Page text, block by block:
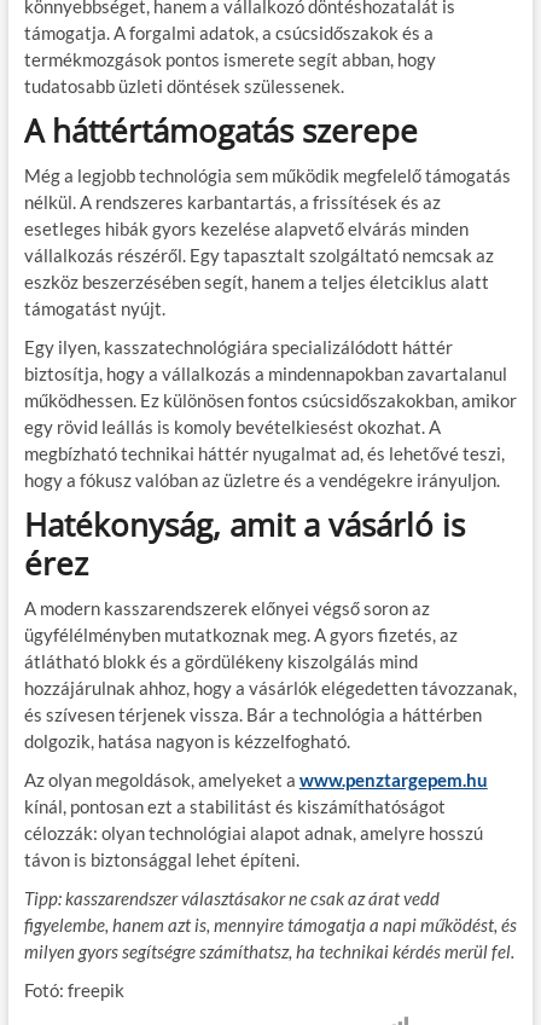
könnyebbséget, hanem a vállalkozó döntéshozatalát is
támogatja. A forgalmi adatok, a csúcsidőszakok és a
termékmozgások pontos ismerete segít abban, hogy
tudatosabb üzleti döntések szülessenek.
A háttértámogatás szerepe
Még a legjobb technológia sem működik megfelelő támogatás
nélkül. A rendszeres karbantartás, a frissítések és az
esetleges hibák gyors kezelése alapvető elvárás minden
vállalkozás részéről. Egy tapasztalt szolgáltató nemcsak az
eszköz beszerzésében segít, hanem a teljes életciklus alatt
támogatást nyújt.
Egy ilyen, kasszatechnológiára specializálódott háttér
biztosítja, hogy a vállalkozás a mindennapokban zavartalanul
működhessen. Ez különösen fontos csúcsidőszakokban, amikor
egy rövid leállás is komoly bevételkiesést okozhat. A
megbízható technikai háttér nyugalmat ad, és lehetővé teszi,
hogy a fókusz valóban az üzletre és a vendégekre irányuljon.
Hatékonyság, amit a vásárló is
érez
A modern kasszarendszerek előnyei végső soron az
ügyfélélményben mutatkoznak meg. A gyors fizetés, az
átlátható blokk és a gördülékeny kiszolgálás mind
hozzájárulnak ahhoz, hogy a vásárlók elégedetten távozzanak,
és szívesen térjenek vissza. Bár a technológia a háttérben
dolgozik, hatása nagyon is kézzelfogható.
Az olyan megoldások, amelyeket a www.penztargepem.hu
kínál, pontosan ezt a stabilitást és kiszámíthatóságot
célozzák: olyan technológiai alapot adnak, amelyre hosszú
távon is biztonsággal lehet építeni.
Tipp:kasszarendszer választásakor ne csak az árat vedd
figyelembe, hanem azt is, mennyire támogatja a napi működést, és
milyen gyors segítségre számíthatsz, ha technikai kérdés merül fel.
Fotó: freepik